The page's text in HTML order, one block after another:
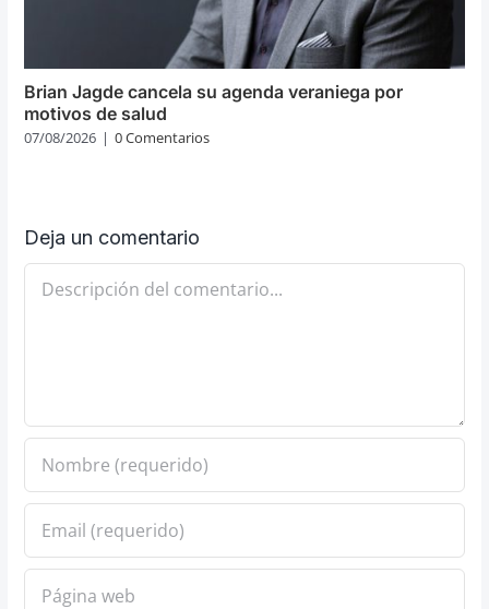
Brian Jagde cancela su agenda veraniega por
motivos de salud
07/08/2026 | 0 Comentarios
Deja un comentario
Comentario